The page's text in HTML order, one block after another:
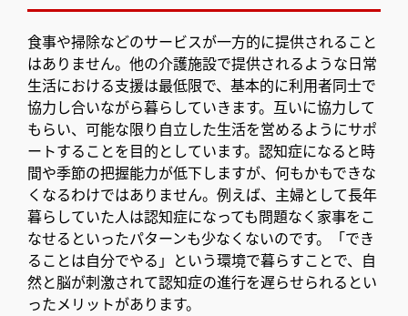
食事や掃除などのサービスが一方的に提供されること
はありません。他の介護施設で提供されるような日常
生活における支援は最低限で、基本的に利用者同士で
協力し合いながら暮らしていきます。互いに協力して
もらい、可能な限り自立した生活を営めるようにサポ
ートすることを目的としています。認知症になると時
間や季節の把握能力が低下しますが、何もかもできな
くなるわけではありません。例えば、主婦として長年
暮らしていた人は認知症になっても問題なく家事をこ
なせるといったパターンも少なくないのです。「でき
ることは自分でやる」という環境で暮らすことで、自
然と脳が刺激されて認知症の進行を遅らせられるとい
ったメリットがあります。